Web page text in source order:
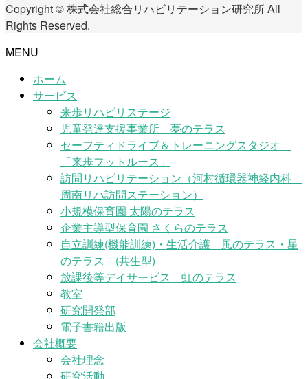
Copyright © 株式会社総合リハビリテーション研究所 All
Rights Reserved.
MENU
ホーム
サービス
来歩リハビリステージ
児童発達支援事業所 夢のテラス
セーフティドライブ＆トレーニングスタジオ
「来歩フットルース」
訪問リハビリテーション（河村循環器神経内科
周南リハ訪問ステーション）
小規模保育園 太陽のテラス
企業主導型保育園 さくらのテラス
自立訓練(機能訓練)・生活介護 風のテラス・星
のテラス (共生型)
放課後等デイサービス 虹のテラス
教室
研究開発部
電子書籍出版
会社概要
会社理念